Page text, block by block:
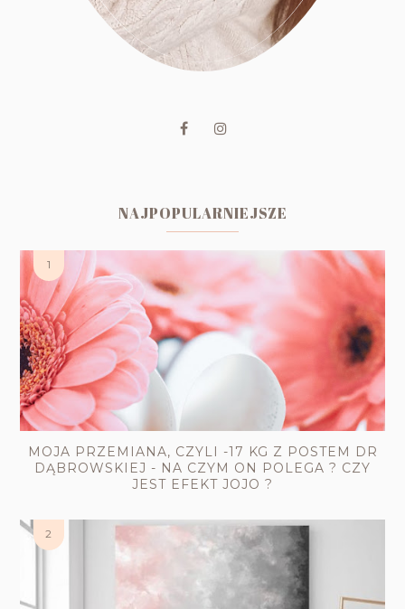
NAJPOPULARNIEJSZE
MOJA PRZEMIANA, CZYLI -17 KG Z POSTEM DR
DĄBROWSKIEJ - NA CZYM ON POLEGA ? CZY
JEST EFEKT JOJO ?